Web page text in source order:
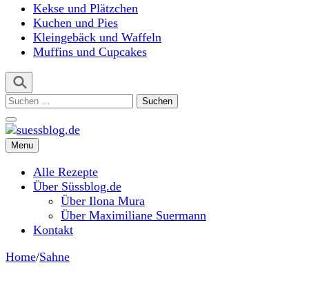
Kekse und Plätzchen
Kuchen und Pies
Kleingebäck und Waffeln
Muffins und Cupcakes
Suchen
suessblog.de
Menu
Alle Rezepte
Über Süssblog.de
Über Ilona Mura
Über Maximiliane Suermann
Kontakt
Home/Sahne